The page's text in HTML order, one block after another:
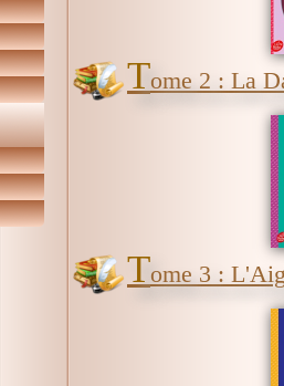
Tome 2 : La
Tome 3 :